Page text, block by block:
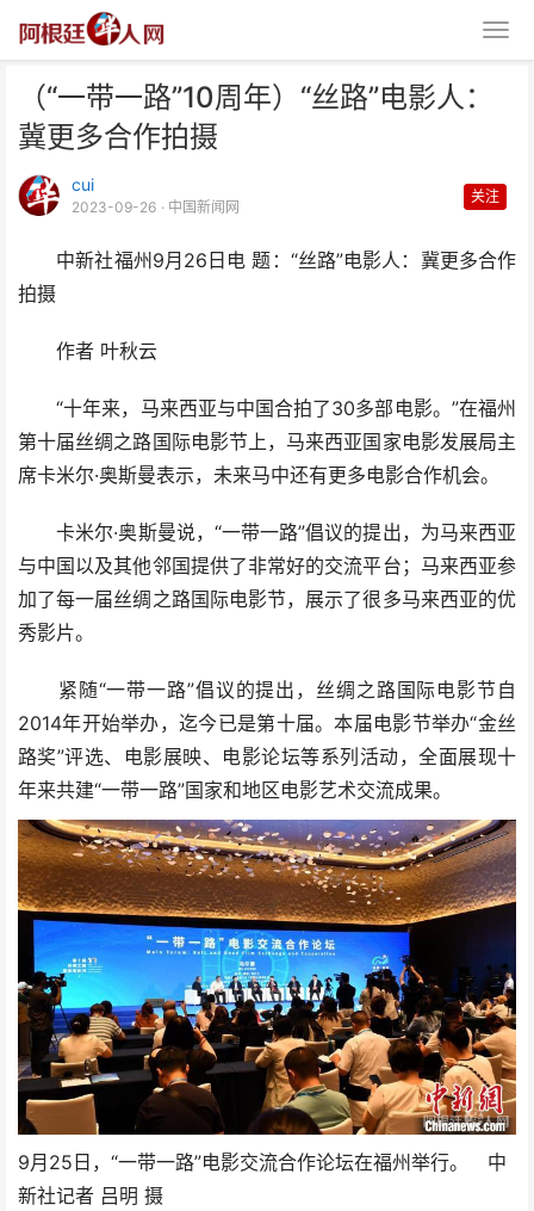
（“一带一路”10周年）“丝路”电影人：
冀更多合作拍摄
cui
2023-09-26 · 中国新闻网
关注
中新社福州9月26日电 题：“丝路”电影人：冀更多合作
拍摄
作者 叶秋云
“十年来，马来西亚与中国合拍了30多部电影。”在福州
第十届丝绸之路国际电影节上，马来西亚国家电影发展局主
席卡米尔·奥斯曼表示，未来马中还有更多电影合作机会。
卡米尔·奥斯曼说，“一带一路”倡议的提出，为马来西亚
与中国以及其他邻国提供了非常好的交流平台；马来西亚参
加了每一届丝绸之路国际电影节，展示了很多马来西亚的优
秀影片。
紧随“一带一路”倡议的提出，丝绸之路国际电影节自
2014年开始举办，迄今已是第十届。本届电影节举办“金丝
路奖”评选、电影展映、电影论坛等系列活动，全面展现十
年来共建“一带一路”国家和地区电影艺术交流成果。
9月25日，“一带一路”电影交流合作论坛在福州举行。 中
新社记者 吕明 摄
（“一带一路”10周年）“丝路”电影